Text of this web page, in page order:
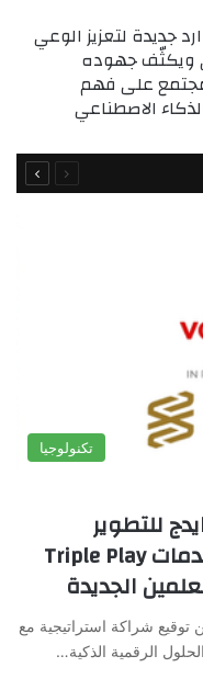
جديدة لتعزيز الوعي
ويكثّف جهوده
على فهم
الاصطناعي
الصفحة
السابقة
الصفحة
التالية
تكنولوجيا
للتطوير
العقارى وفودافون لتوفير خدمات Triple Play
الجديدة
شراكة استراتيجية مع